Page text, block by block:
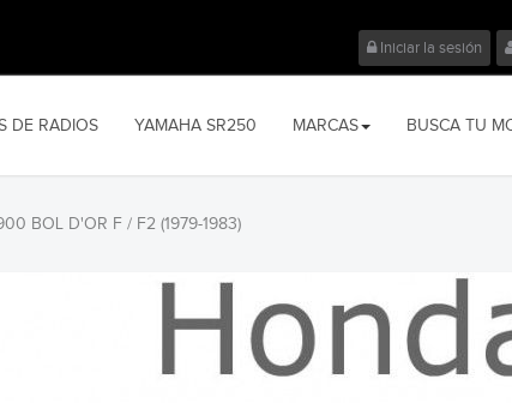
Iniciar la sesión
DE RADIOS YAMAHA SR250 MARCAS BUSCA TU
BOL D'OR F / F2 (1979-1983)